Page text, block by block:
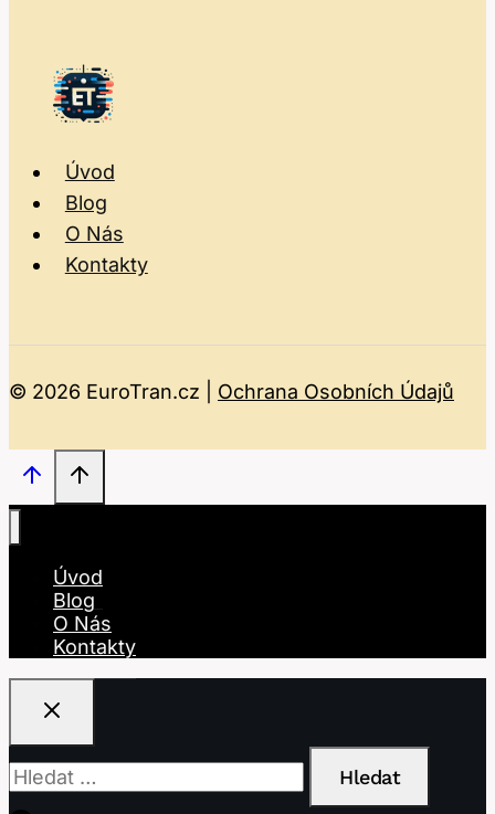
Úvod
Blog
O Nás
Kontakty
© 2026 EuroTran.cz | Ochrana Osobních Údajů
Úvod
Blog
O Nás
Kontakty
Vyhledávání